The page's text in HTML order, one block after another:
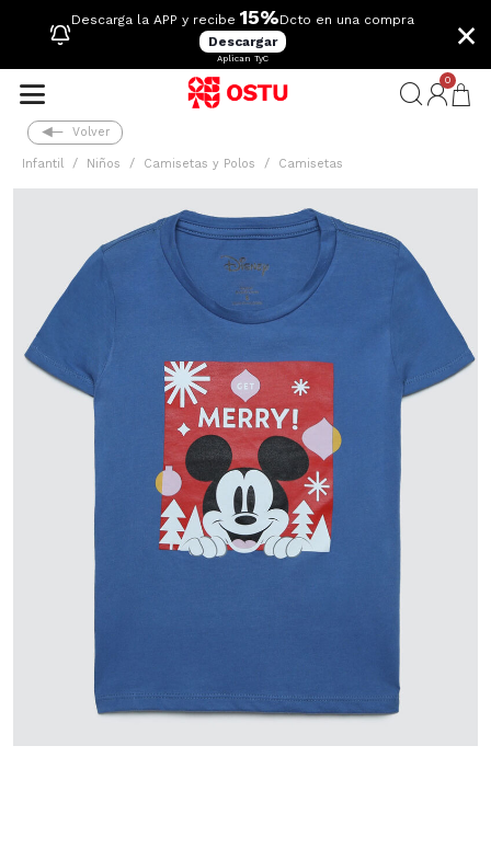
Descarga la APP y recibe 15%Dcto en una compra
Descargar
Aplican TyC
×
0
Volver
Infantil Niños Camisetas y Polos Camisetas